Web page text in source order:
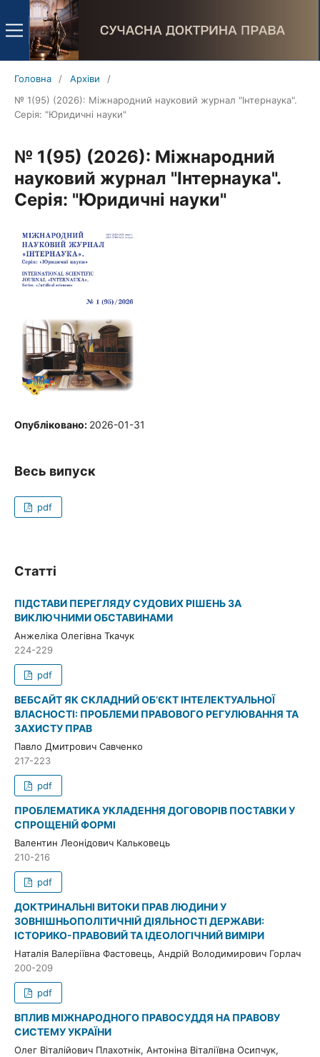
Головна / Архіви
/
№ 1(95) (2026): Міжнародний науковий журнал "Інтернаука".
Серія: "Юридичні науки"
№ 1(95) (2026): Міжнародний
науковий журнал "Інтернаука".
Серія: "Юридичні науки"
Опубліковано: 2026-01-31
Весь випуск
pdf
Статті
ПІДСТАВИ ПЕРЕГЛЯДУ СУДОВИХ РІШЕНЬ ЗА
ВИКЛЮЧНИМИ ОБСТАВИНАМИ
Анжеліка Олегівна Ткачук
224-229
pdf
ВЕБСАЙТ ЯК СКЛАДНИЙ ОБ’ЄКТ ІНТЕЛЕКТУАЛЬНОЇ
ВЛАСНОСТІ: ПРОБЛЕМИ ПРАВОВОГО РЕГУЛЮВАННЯ ТА
ЗАХИСТУ ПРАВ
Павло Дмитрович Савченко
217-223
pdf
ПРОБЛЕМАТИКА УКЛАДЕННЯ ДОГОВОРІВ ПОСТАВКИ У
СПРОЩЕНІЙ ФОРМІ
Валентин Леонідович Кальковець
210-216
pdf
ДОКТРИНАЛЬНІ ВИТОКИ ПРАВ ЛЮДИНИ У
ЗОВНІШНЬОПОЛІТИЧНІЙ ДІЯЛЬНОСТІ ДЕРЖАВИ:
ІСТОРИКО-ПРАВОВИЙ ТА ІДЕОЛОГІЧНИЙ ВИМІРИ
Наталія Валеріївна Фастовець, Андрій Володимирович Горлач
200-209
pdf
ВПЛИВ МІЖНАРОДНОГО ПРАВОСУДДЯ НА ПРАВОВУ
СИСТЕМУ УКРАЇНИ
Олег Віталійович Плахотнік, Антоніна Віталіївна Осипчук,